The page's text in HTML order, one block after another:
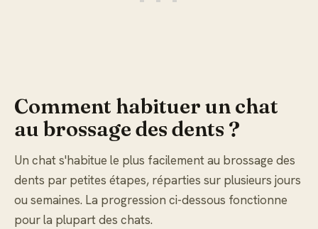
Comment habituer un chat
au brossage des dents ?
Un chat s'habitue le plus facilement au brossage des
dents par petites étapes, réparties sur plusieurs jours
ou semaines. La progression ci-dessous fonctionne
pour la plupart des chats.